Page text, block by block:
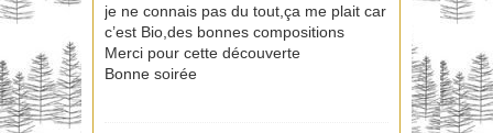
je ne connais pas du tout,ça me plait car
c’est Bio,des bonnes compositions
Merci pour cette découverte
Bonne soirée